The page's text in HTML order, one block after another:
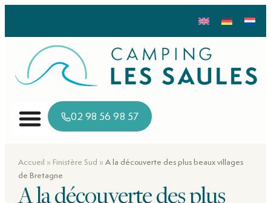
02 98 56 98 57
Accueil » Finistère Sud » A la découverte des plus beaux villages
de Bretagne
A la découverte des plus